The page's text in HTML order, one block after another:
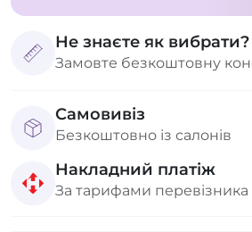
Не знаєте як вибрати?
Замовте безкоштовну
Самовивіз
Безкоштовно із салонів
Накладний платіж
За тарифами перевізника